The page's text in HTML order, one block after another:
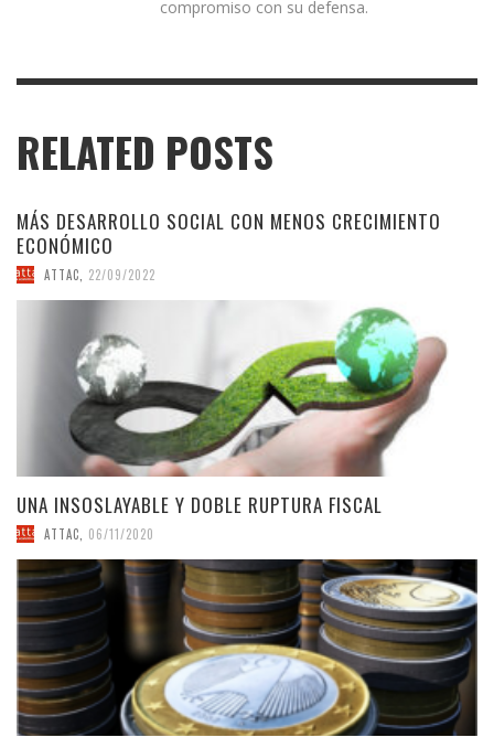
compromiso con su defensa.
RELATED POSTS
MÁS DESARROLLO SOCIAL CON MENOS CRECIMIENTO
ECONÓMICO
ATTAC 22/09/2022
UNA INSOSLAYABLE Y DOBLE RUPTURA FISCAL
ATTAC 06/11/2020